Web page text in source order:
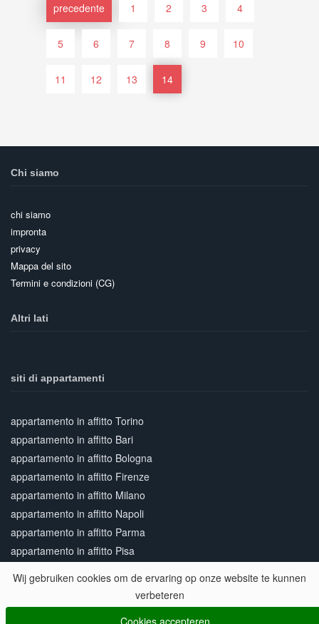
Wij gebruiken cookies om de ervaring op onze website te kunnen
verbeteren
Cookies accepteren
precedente 1 2 3 4
5 6 7 8 9 10
11 12 13 14
Chi siamo
chi siamo
impronta
privacy
Mappa del sito
Termini e condizioni (CG)
Altri lati
siti di appartamenti
appartamento in affitto Torino
appartamento in affitto Bari
appartamento in affitto Bologna
appartamento in affitto Firenze
appartamento in affitto Milano
appartamento in affitto Napoli
appartamento in affitto Parma
appartamento in affitto Pisa
appartamento in affitto Siena
appartamento in affitto Venezia